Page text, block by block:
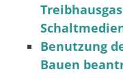
Benutzung
Bauen